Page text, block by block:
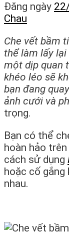
Đăng ngày
Chau
Che vết bầm
thể làm lấy
một dịp quan
khéo léo sẽ
bạn đang
ảnh cưới và
trọng.
Bạn có thể
hoàn hảo
cách sử dụng
hoặc cố gắng
nhau.